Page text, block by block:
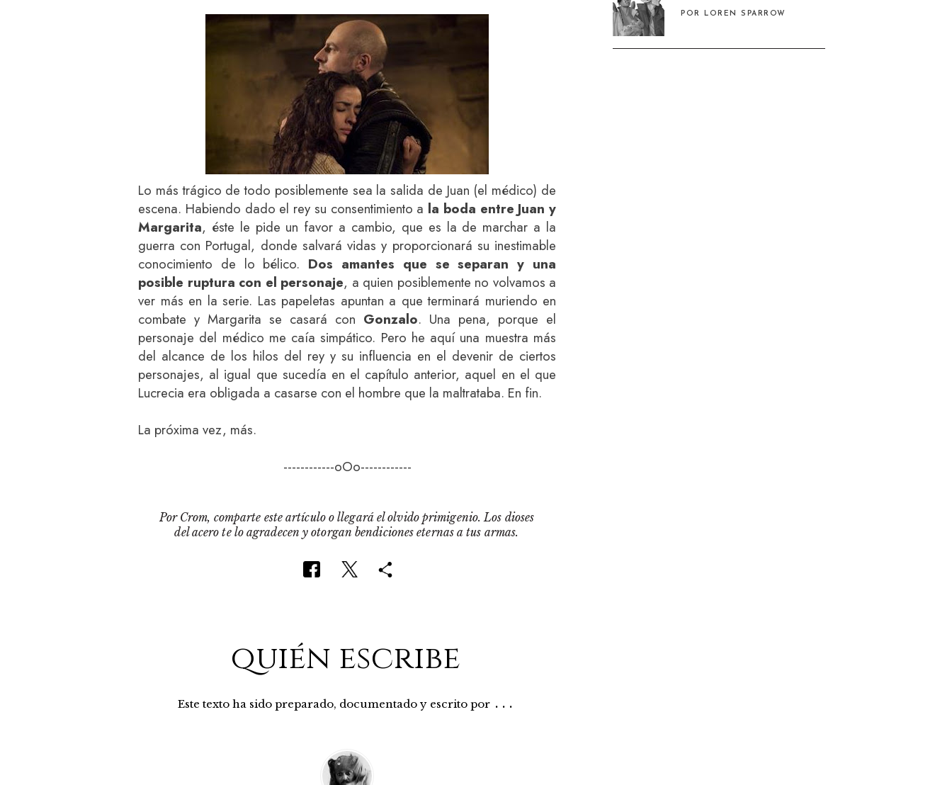
POR LOREN SPARROW
Lo más trágico de todo posiblemente sea la salida de Juan (el médico) de
escena. Habiendo dado el rey su consentimiento a la boda entre Juan y
Margarita, éste le pide un favor a cambio, que es la de marchar a la
guerra con Portugal, donde salvará vidas y proporcionará su inestimable
conocimiento de lo bélico. Dos amantes que se separan y una
posible ruptura con el personaje, a quien posiblemente no volvamos a
ver más en la serie. Las papeletas apuntan a que terminará muriendo en
combate y Margarita se casará con Gonzalo. Una pena, porque el
personaje del médico me caía simpático. Pero he aquí una muestra más
del alcance de los hilos del rey y su influencia en el devenir de ciertos
personajes, al igual que sucedía en el capítulo anterior, aquel en el que
Lucrecia era obligada a casarse con el hombre que la maltrataba. En fin.
La próxima vez, más.
------------oOo------------
Por Crom, comparte este artículo o llegará el olvido primigenio. Los dioses
del acero te lo agradecen y otorgan bendiciones eternas a tus armas.
quién escribe
Este texto ha sido preparado, documentado y escrito por ...